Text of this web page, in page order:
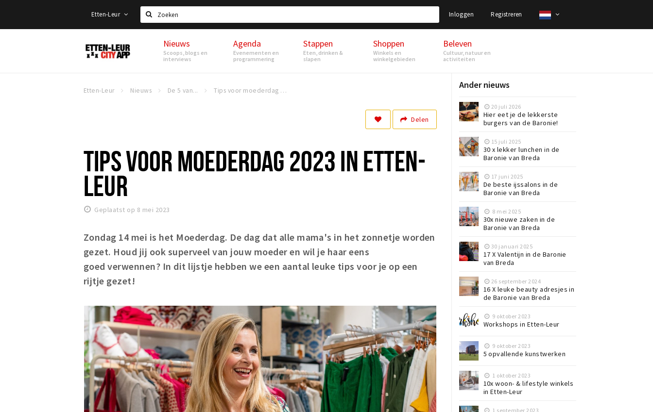
Etten-Leur
Zoeken
Inloggen Registreren
Etten-
Leur
Nieuws
Scoops, blogs en
interviews
Agenda
Evenementen en
programmering
Stappen
Eten, drinken &
slapen
Shoppen
Winkels en
winkelgebieden
Beleven
Cultuur, natuur en
activiteiten
Etten-Leur Nieuws De 5 van... Tips voor moederdag 2023 in Etten-Leur
Delen
TIPS VOOR MOEDERDAG 2023 IN ETTEN-
LEUR
Geplaatst op 8 mei 2023
Zondag 14 mei is het Moederdag. De dag dat alle mama's in het zonnetje worden
gezet. Houd jij ook superveel van jouw moeder en wil je haar eens
goedverwennen? In dit lijstje hebben we een aantal leuke tips voor je op een
rijtje gezet!
Ander nieuws
20 juli 2026
Hier eet je de lekkerste
burgers van de Baronie!
15 juli 2025
30 x lekker lunchen in de
Baronie van Breda
17 juni 2025
De beste ijssalons in de
Baronie van Breda
8 mei 2025
30x nieuwe zaken in de
Baronie van Breda
30 januari 2025
17 X Valentijn in de Baronie
van Breda
26 september 2024
16 X leuke beauty adresjes in
de Baronie van Breda
9 oktober 2023
Workshops in Etten-Leur
9 oktober 2023
5 opvallende kunstwerken
1 oktober 2023
10x woon- & lifestyle winkels
in Etten-Leur
1 september 2023